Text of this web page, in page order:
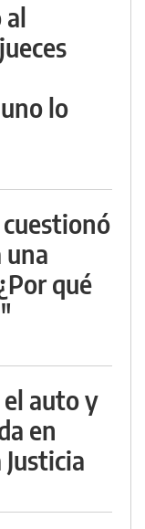
al
lo
una
qué
auto y
en